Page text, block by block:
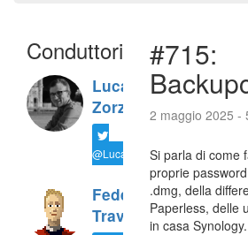
Conduttori
Luca
Zorzi
@LucaTNT
Federico
Travaini
#715:
2 maggio 2025 -
Si parla di come
proprie
.dmg, della
Paperless, delle
in casa Synology.